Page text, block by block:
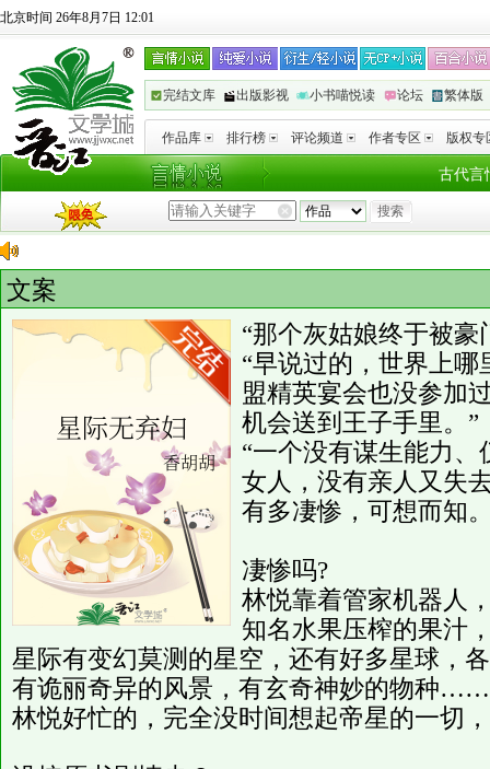
北京时间 26年8月7日 12:01
完结文库 出版影视 小书喵悦读 论坛 繁体版
作品库 排行榜 评论频道 作者专区 版权专
古代言
文案
“那个灰姑娘终于被豪
“早说过的，世界上
盟精英宴会也没参加
机会送到王子手里。”
“一个没有谋生能力
女人，没有亲人又失
有多凄惨，可想而知
凄惨吗?
林悦靠着管家机器人
知名水果压榨的果汁
星际有变幻莫测的星空，还有好多星球，
有诡丽奇异的风景，有玄奇神妙的物种……
林悦好忙的，完全没时间想起帝星的一切